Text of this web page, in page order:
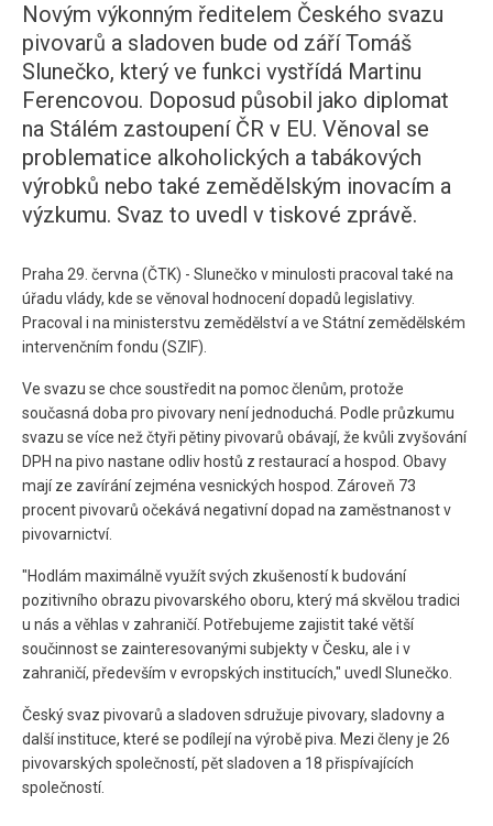
Novým výkonným ředitelem Českého svazu
pivovarů a sladoven bude od září Tomáš
Slunečko, který ve funkci vystřídá Martinu
Ferencovou. Doposud působil jako diplomat
na Stálém zastoupení ČR v EU. Věnoval se
problematice alkoholických a tabákových
výrobků nebo také zemědělským inovacím a
výzkumu. Svaz to uvedl v tiskové zprávě.
Praha 29. června (ČTK) - Slunečko v minulosti pracoval také na
úřadu vlády, kde se věnoval hodnocení dopadů legislativy.
Pracoval i na ministerstvu zemědělství a ve Státní zemědělském
intervenčním fondu (SZIF).
Ve svazu se chce soustředit na pomoc členům, protože
současná doba pro pivovary není jednoduchá. Podle průzkumu
svazu se více než čtyři pětiny pivovarů obávají, že kvůli zvyšování
DPH na pivo nastane odliv hostů z restaurací a hospod. Obavy
mají ze zavírání zejména vesnických hospod. Zároveň 73
procent pivovarů očekává negativní dopad na zaměstnanost v
pivovarnictví.
"Hodlám maximálně využít svých zkušeností k budování
pozitivního obrazu pivovarského oboru, který má skvělou tradici
u nás a věhlas v zahraničí. Potřebujeme zajistit také větší
součinnost se zainteresovanými subjekty v Česku, ale i v
zahraničí, především v evropských institucích," uvedl Slunečko.
Český svaz pivovarů a sladoven sdružuje pivovary, sladovny a
další instituce, které se podílejí na výrobě piva. Mezi členy je 26
pivovarských společností, pět sladoven a 18 přispívajících
společností.